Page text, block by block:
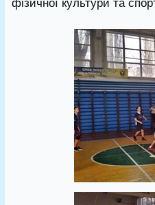
фізичної культури та